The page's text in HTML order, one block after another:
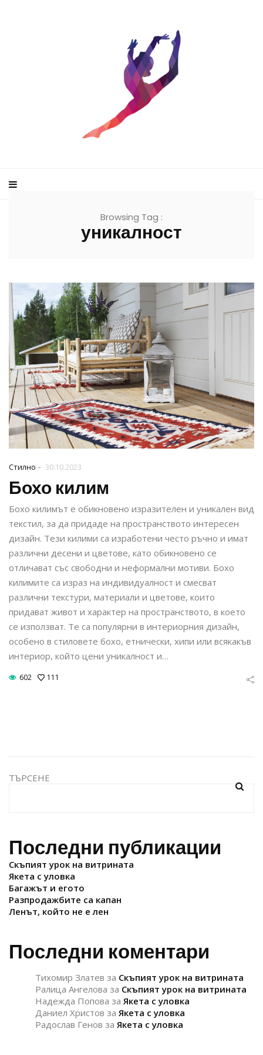
Browsing Tag :
уникалност
Стилно - 30.10.2023
Бохо килим
Бохо килимът е обикновено изразителен и уникален вид
текстил, за да придаде на пространството интересен
дизайн. Тези килими са изработени често ръчно и имат
различни десени и цветове, като обикновено се
отличават със свободни и неформални мотиви. Бохо
килимите са израз на индивидуалност и смесват
различни текстури, материали и цветове, които
придават живот и характер на пространството, в което
се използват. Те са популярни в интериорния дизайн,
особено в стиловете бохо, етнически, хипи или всякакъв
интериор, който цени уникалност и…
602 111
ТЪРСЕНЕ
Последни публикации
Скъпият урок на витрината
Якета с уловка
Багажът и егото
Разпродажбите са капан
Ленът, който не е лен
Последни коментари
Тихомир Златев за Скъпият урок на витрината
Ралица Ангелова за Скъпият урок на витрината
Надежда Попова за Якета с уловка
Даниел Христов за Якета с уловка
Радослав Генов за Якета с уловка